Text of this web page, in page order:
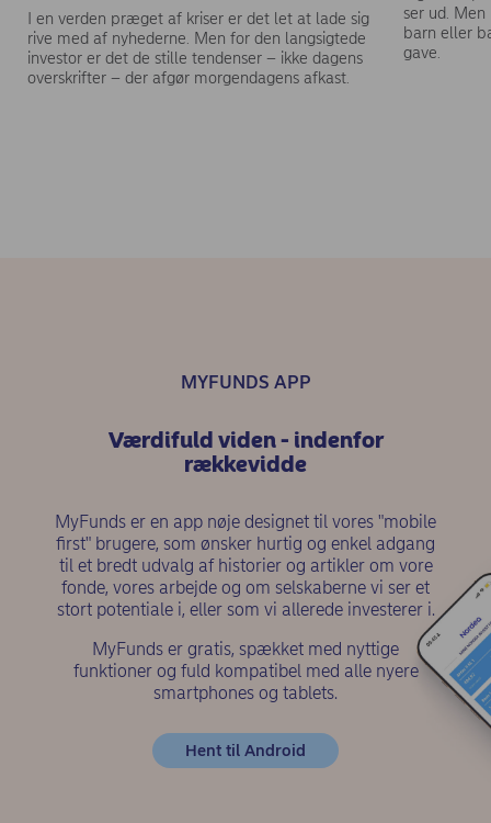
I en verden præget af kriser er det let at lade sig
rive med af nyhederne. Men for den langsigtede
investor er det de stille tendenser – ikke dagens
overskrifter – der afgør morgendagens afkast.
ser ud.
barn eller
gave.
MYFUNDS APP
Værdifuld viden - indenfor
rækkevidde
MyFunds er en app nøje designet til vores "mobile
first" brugere, som ønsker hurtig og enkel adgang
til et bredt udvalg af historier og artikler om vore
fonde, vores arbejde og om selskaberne vi ser et
stort potentiale i, eller som vi allerede investerer i.
MyFunds er gratis, spækket med nyttige
funktioner og fuld kompatibel med alle nyere
smartphones og tablets.
Hent til Android (opens in new window)